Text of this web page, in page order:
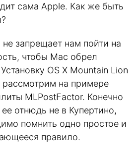
сама Apple. Как же быть
запрещает нам пойти на
чтобы Mac обрел
OS X Mountain Lion
на примере
MLPostFactor. Конечно
отнюдь не в Купертино,
помнить одно простое и
правило.